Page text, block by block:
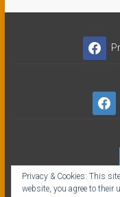
Privacy & Cookies: This
website, you agree to their